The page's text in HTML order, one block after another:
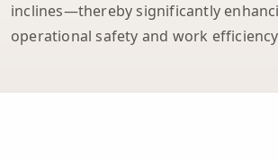
inclines—thereby significantly
operational safety and work